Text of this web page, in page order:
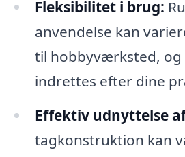
Fleksibilitet i brug:
anvendelse kan
til hobbyværksted, og
indrettes efter dine
Effektiv udnyttelse
tagkonstruktion kan